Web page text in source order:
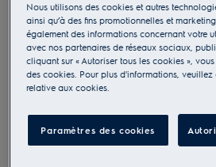
LXB3AE82R
Réfrigérateur
Fiche Produit UE
Nous utilisons des cookies et autres
ainsi qu’à des fins promotionnelles et
également des informations concernant votre
avec nos partenaires de réseaux sociaux,
cliquant sur « Autoriser tous les cookies »,
des cookies. Pour plus d'informations,
relative aux cookies.
Paramètres des cookies